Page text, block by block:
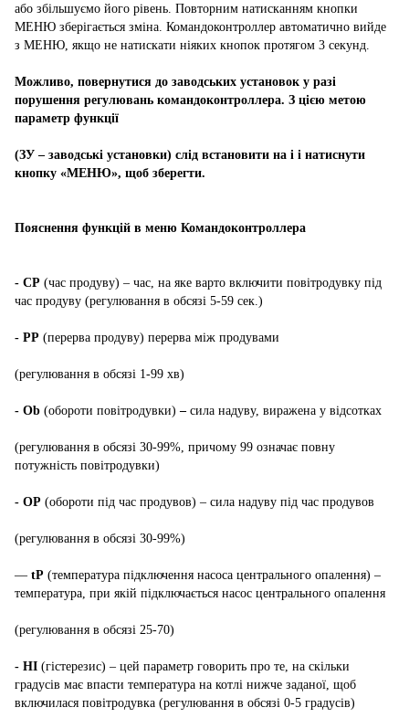
або збільшуємо його рівень. Повторним натисканням кнопки
МЕНЮ зберігається зміна. Командоконтроллер автоматично вийде
з МЕНЮ, якщо не натискати ніяких кнопок протягом 3 секунд.
Можливо, повернутися до заводських установок у разі
порушення регулювань командоконтроллера. З цією метою
параметр функції
(ЗУ – заводські установки) слід встановити на і і натиснути
кнопку «МЕНЮ», щоб зберегти.
Пояснення функцій в меню Командоконтроллера
- СР (час продуву) – час, на яке варто включити повітродувку під
час продуву (регулювання в обсязі 5-59 сек.)
- РР (перерва продуву) перерва між продувами
(регулювання в обсязі 1-99 хв)
- Ob (обороти повітродувки) – сила надуву, виражена у відсотках
(регулювання в обсязі 30-99%, причому 99 означає повну
потужність повітродувки)
- ОР (обороти під час продувов) – сила надуву під час продувов
(регулювання в обсязі 30-99%)
― tP (температура підключення насоса центрального опалення) –
температура, при якій підключається насос центрального опалення
(регулювання в обсязі 25-70)
- НІ (гістерезис) – цей параметр говорить про те, на скільки
градусів має впасти температура на котлі нижче заданої, щоб
включилася повітродувка (регулювання в обсязі 0-5 градусів)